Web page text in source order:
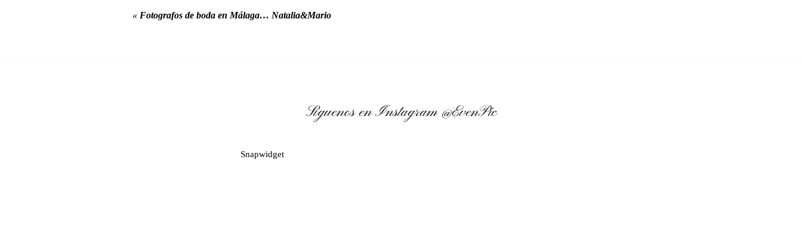
« Fotografos de boda en Málaga… Natalia&Mario
Síguenos en Instagram@EvenPic
Snapwidget